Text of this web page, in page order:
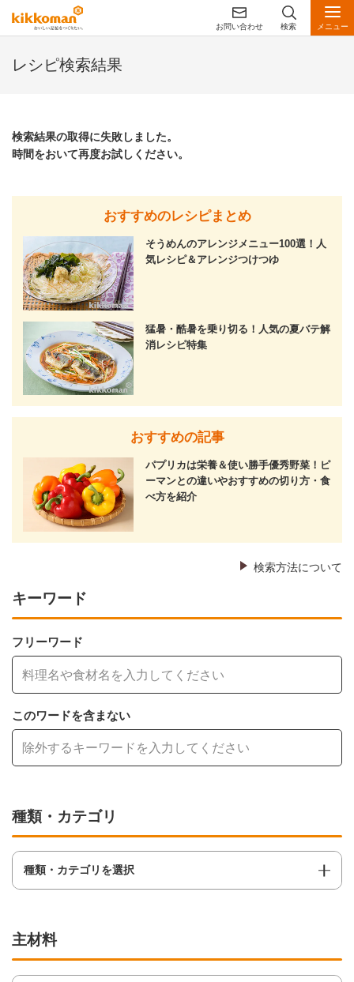
お問い合わせ 検索 メニュー
レシピ検索結果
検索結果の取得に失敗しました。
時間をおいて再度お試しください。
おすすめのレシピまとめ
そうめんのアレンジメニュー100選！人
気レシピ＆アレンジつけつゆ
猛暑・酷暑を乗り切る！人気の夏バテ解
消レシピ特集
おすすめの記事
パプリカは栄養＆使い勝手優秀野菜！ピ
ーマンとの違いやおすすめの切り方・食
べ方を紹介
検索方法について
キーワード
フリーワード
このワードを含まない
種類・カテゴリ
種類・カテゴリを選択
主材料